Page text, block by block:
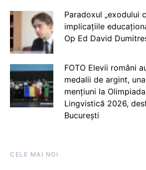
Paradoxul „exodului
implicațiile
Op Ed David
FOTO Elevii români
medalii de argint,
mențiuni la
Lingvistică 2026,
București
CELE MAI NOI